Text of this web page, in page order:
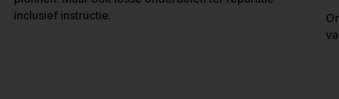
inclusief instructie.